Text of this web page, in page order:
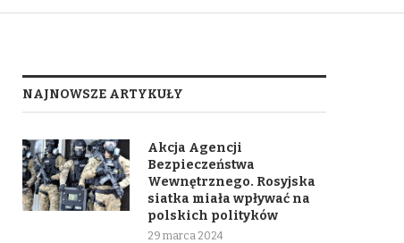
NAJNOWSZE ARTYKUŁY
Akcja Agencji
Bezpieczeństwa
Wewnętrznego. Rosyjska
siatka miała wpływać na
polskich polityków
29 marca 2024